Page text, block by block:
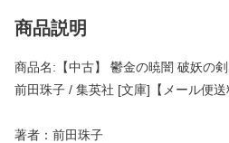
商品説明
商品名:【中古】 鬱金の暁闇 破妖の
前田珠子 / 集英社 [文庫]【メール便送
著者：前田珠子